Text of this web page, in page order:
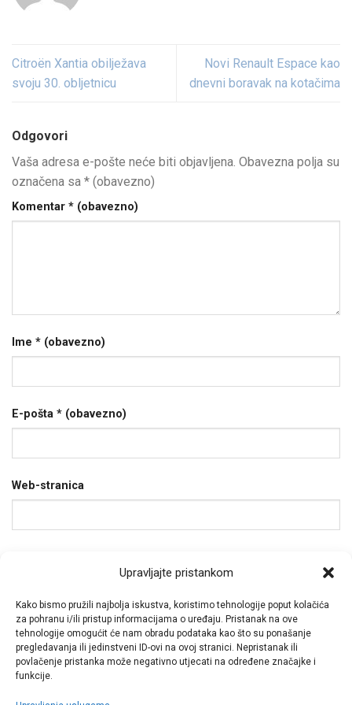
Upravljajte pristankom
Kako bismo pružili najbolja iskustva, koristimo tehnologije poput kolačića
za pohranu i/ili pristup informacijama o uređaju. Pristanak na ove
tehnologije omogućit će nam obradu podataka kao što su ponašanje
pregledavanja ili jedinstveni ID-ovi na ovoj stranici. Nepristanak ili
povlačenje pristanka može negativno utjecati na određene značajke i
funkcije.
Citroën Xantia obilježava
svoju 30. obljetnicu
Novi Renault Espace kao
dnevni boravak na kotačima
Odgovori
Vaša adresa e-pošte neće biti objavljena. Obavezna polja su
označena sa * (obavezno)
Komentar * (obavezno)
Ime * (obavezno)
E-pošta * (obavezno)
Web-stranica
komentirao.